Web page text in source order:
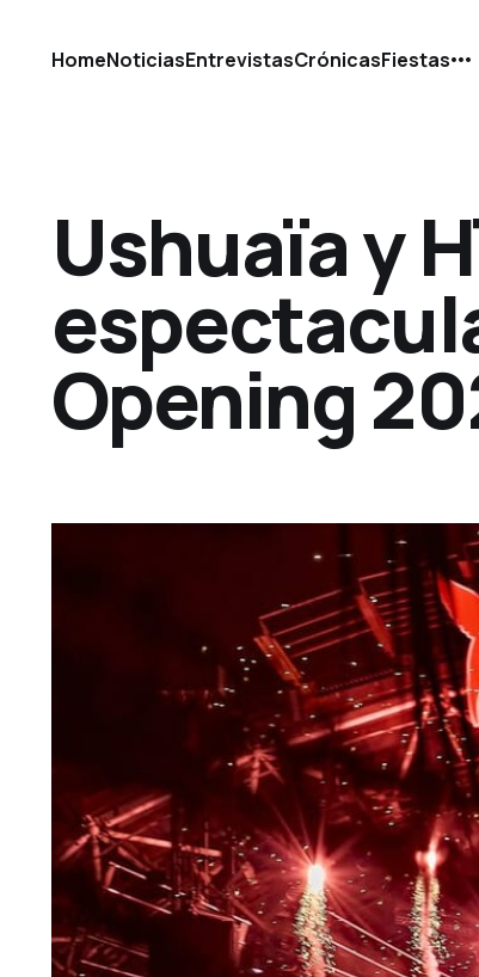
HomeNoticiasEntrevistasCrónicasFiestas
Ushuaïa y
Opening